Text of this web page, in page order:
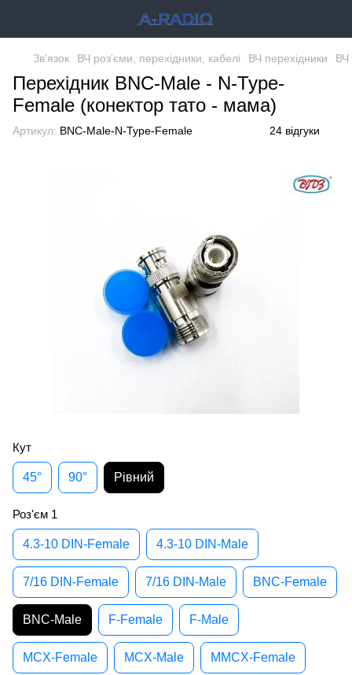
Зв'язок ВЧ роз'єми, перехідники, кабелі ВЧ перехідники ВЧ
Перехідник BNC-Male - N-Type-
Female (конектор тато - мама)
Артикул: BNC-Male-N-Type-Female 24 відгуки
Кут
45° 90° Рівний
Роз'єм 1
4.3-10 DIN-Female 4.3-10 DIN-Male
7/16 DIN-Female 7/16 DIN-Male BNC-Female
BNC-Male F-Female F-Male
MCX-Female MCX-Male MMCX-Female